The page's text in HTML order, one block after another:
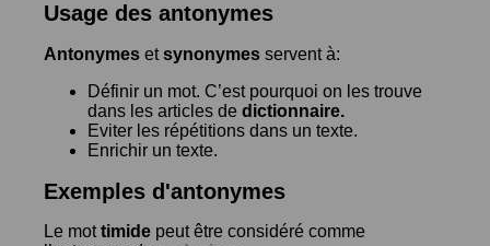
Usage des antonymes
Antonymes etsynonymes servent à:
Définir un mot. C’est pourquoi on les trouve
dans les articles de dictionnaire.
Eviter les répétitions dans un texte.
Enrichir un texte.
Exemples d'antonymes
Le mottimide peut être considéré comme